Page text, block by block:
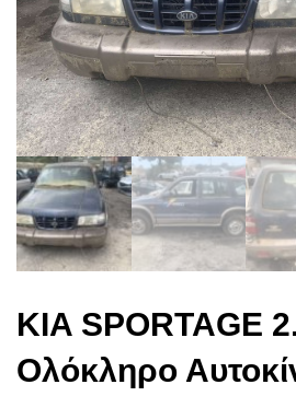
KIA SPORTAGE
Ολόκληρο